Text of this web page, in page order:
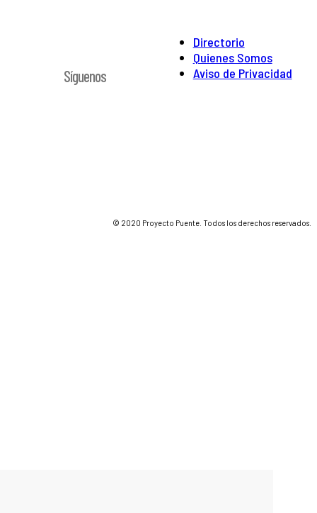
Directorio
Quienes Somos
Aviso de Privacidad
Síguenos
© 2020 Proyecto Puente. Todos los derechos reservados.